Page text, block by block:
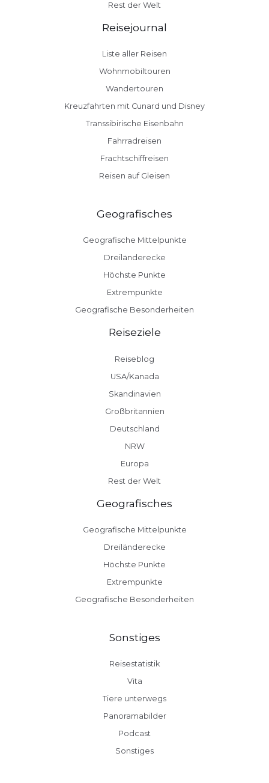
Rest der Welt
Reisejournal
Liste aller Reisen
Wohnmobiltouren
Wandertouren
Kreuzfahrten mit Cunard und Disney
Transsibirische Eisenbahn
Fahrradreisen
Frachtschiffreisen
Reisen auf Gleisen
Geografisches
Geografische Mittelpunkte
Dreiländerecke
Höchste Punkte
Extrempunkte
Geografische Besonderheiten
Reiseziele
Reiseblog
USA/Kanada
Skandinavien
Großbritannien
Deutschland
NRW
Europa
Rest der Welt
Geografisches
Geografische Mittelpunkte
Dreiländerecke
Höchste Punkte
Extrempunkte
Geografische Besonderheiten
Sonstiges
Reisestatistik
Vita
Tiere unterwegs
Panoramabilder
Podcast
Sonstiges